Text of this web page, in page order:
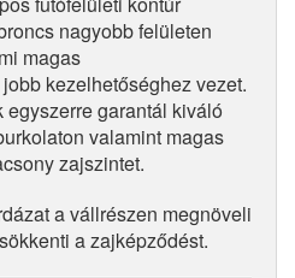
nagyobb felületen
magas
kezelhetőséghez vezet.
garantál kiváló
valamint magas
zajszintet.
a vállrészen megnöveli
a zajképződést.